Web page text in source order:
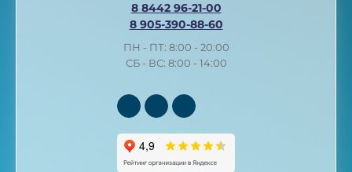
8 8442 96-21-00
8 905-390-88-60
ПН - ПТ: 8:00 - 20:00
СБ - ВС: 8:00 - 14:00